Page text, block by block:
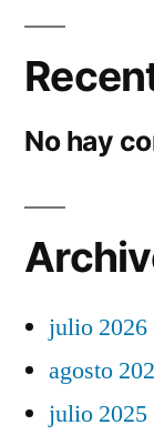
No hay
julio 2026
agosto
julio 2025